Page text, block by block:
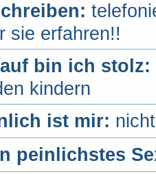
sie erfahren!!
bin ich stolz:
kindern
ist mir:
peinlichstes